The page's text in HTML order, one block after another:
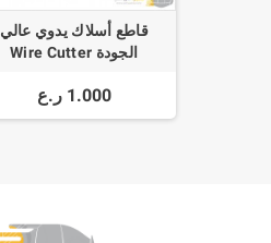
قاطع أسلاك يدوي عالي
الجودة Wire Cutter
1.000 ر.ع